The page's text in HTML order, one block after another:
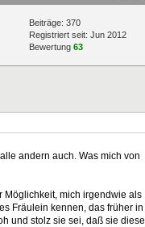
Beiträge: 370
Registriert seit: Jun 2012
Bewertung 63
andern auch. Was mich von
Möglichkeit, mich irgendwie als
Fräulein kennen, das früher in
und stolz sie sei, daß sie diese